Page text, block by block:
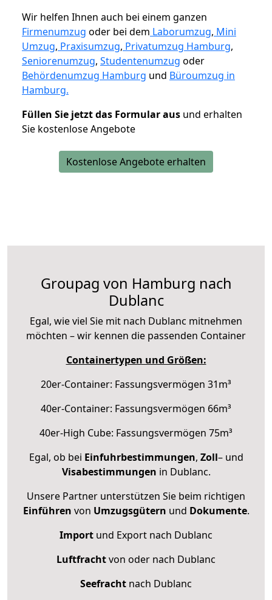
Wir helfen Ihnen auch bei einem ganzen
Firmenumzug oder bei dem Laborumzug, Mini
Umzug, Praxisumzug, Privatumzug Hamburg,
Seniorenumzug, Studentenumzug oder
Behördenumzug Hamburg und Büroumzug in
Hamburg.
Füllen Sie jetzt das Formular aus und erhalten
Sie kostenlose Angebote
Kostenlose Angebote erhalten
Groupag von Hamburg nach
Dublanc
Egal, wie viel Sie mit nach Dublanc mitnehmen
möchten – wir kennen die passenden Container
Containertypen und Größen:
20er-Container: Fassungsvermögen 31m³
40er-Container: Fassungsvermögen 66m³
40er-High Cube: Fassungsvermögen 75m³
Egal, ob bei Einfuhrbestimmungen, Zoll– und
Visabestimmungen in Dublanc.
Unsere Partner unterstützen Sie beim richtigen
Einführen von Umzugsgütern und Dokumente.
Import und Export nach Dublanc
Luftfrachtvon oder nach Dublanc
Seefracht nach Dublanc